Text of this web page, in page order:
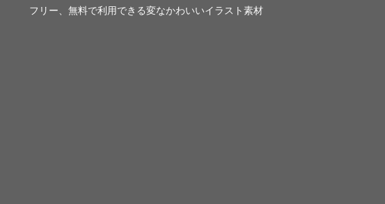
フリー、無料で利用できる変なかわいいイラスト素材